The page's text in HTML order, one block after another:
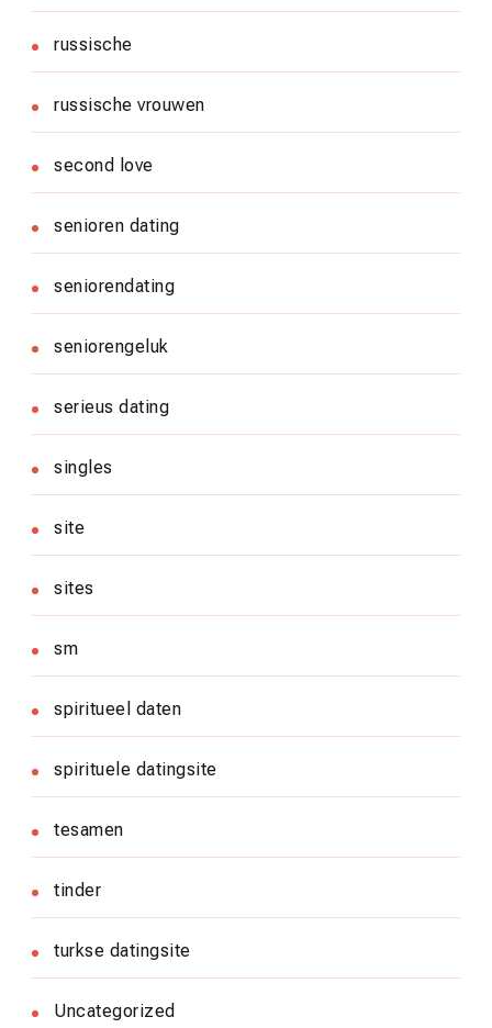
russische
russische vrouwen
second love
senioren dating
seniorendating
seniorengeluk
serieus dating
singles
site
sites
sm
spiritueel daten
spirituele datingsite
tesamen
tinder
turkse datingsite
Uncategorized